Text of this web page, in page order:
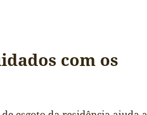
com os